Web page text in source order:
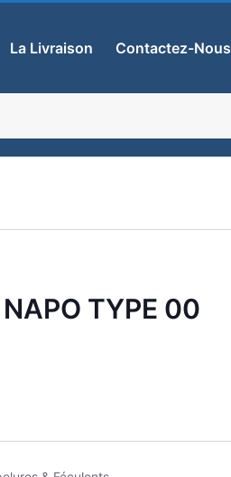
La Livraison Contactez-Nous
TYPE 00